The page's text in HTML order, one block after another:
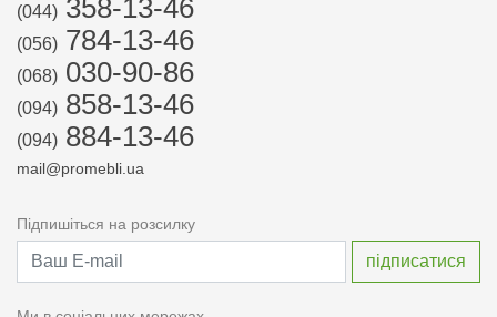
(044) 358-13-46
(056) 784-13-46
(068) 030-90-86
(094) 858-13-46
(094) 884-13-46
mail@promebli.ua
Підпишіться на розсилку